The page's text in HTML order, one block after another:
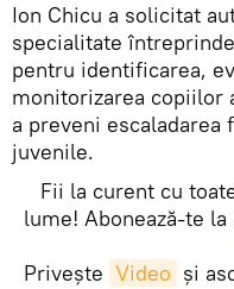
Ion Chicu a solicitat
specialitate
pentru identificarea,
monitorizarea copiilor
a preveni
juvenile.
Fii la curent cu
lume! Abonează-te
Privește Video și